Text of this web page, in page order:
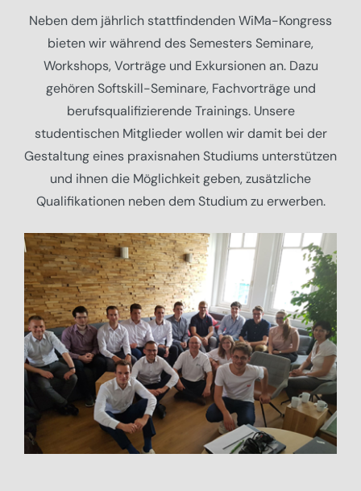
Neben dem jährlich stattfindenden WiMa-Kongress
bieten wir während des Semesters Seminare,
Workshops, Vorträge und Exkursionen an. Dazu
gehören Softskill-Seminare, Fachvorträge und
berufsqualifizierende Trainings. Unsere
studentischen Mitglieder wollen wir damit bei der
Gestaltung eines praxisnahen Studiums unterstützen
und ihnen die Möglichkeit geben, zusätzliche
Qualifikationen neben dem Studium zu erwerben.